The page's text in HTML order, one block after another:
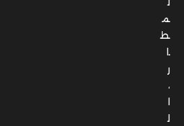
م
ط
ا
ر
،
ا
ل